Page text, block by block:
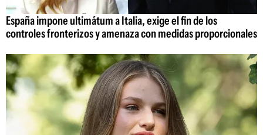
España impone ultimátum a Italia, exige el fin de los
controles fronterizos y amenaza con medidas proporcionales